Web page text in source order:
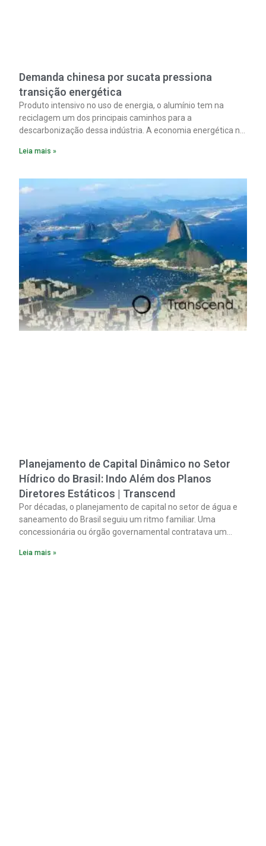
Demanda chinesa por sucata pressiona
transição energética
Produto intensivo no uso de energia, o alumínio tem na
reciclagem um dos principais caminhos para a
descarbonização dessa indústria. A economia energética na
material. A produção de um alumínio mais limpo, no entanto,
insumo, a sucata, devido, sobretudo, ao interesse chinês
pela matéria-prima.
Leia mais »
Planejamento de Capital Dinâmico no Setor
Hídrico do Brasil: Indo Além dos Planos
Diretores Estáticos | Transcend
Por décadas, o planejamento de capital no setor de água e
saneamento do Brasil seguiu um ritmo familiar. Uma
concessionária ou órgão governamental contratava um
Leia mais »